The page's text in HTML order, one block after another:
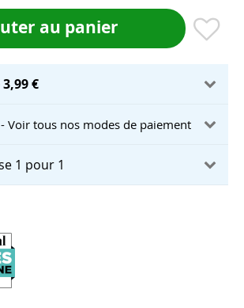
au panier
€
- Voir tous nos modes de paiement
1 pour 1